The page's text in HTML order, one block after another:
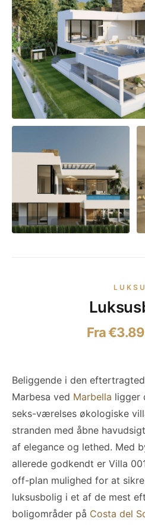
Fra
Beliggende i den
Marbesa ved Marbella ligger
seks-værelses økologiske
stranden med åbne
af elegance og lethed. Med
allerede godkendt er Villa
off-plan mulighed for at
luksusbolig i et af de mest
boligområder på Costa del